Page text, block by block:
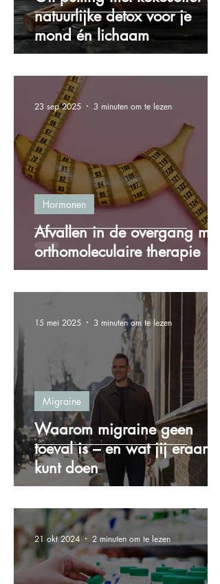
natuurlijke detox voor je
mond én lichaam
Afvallen in de overgang met
orthomoleculaire therapie
Hormonen
23 sep 2025 3 minuten om te lezen
Waarom migraine geen
toeval is – en wat jij eraan
kunt doen
Migraine
15 mei 2025 3 minuten om te lezen
21 okt 2024 2 minuten om te lezen